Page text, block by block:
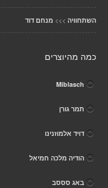
השתחוויה >>> מנחם דוד
כמה מהיוצרים
Miblasch
תמר גורן
דויד אלמוזנינו
הודיה מלכה חמיאל
באג סססב